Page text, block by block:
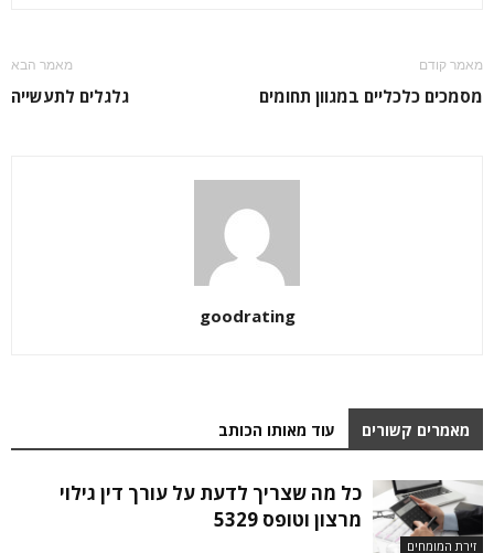
מאמר קודם
מסמכים כלכליים במגוון תחומים
מאמר הבא
גלגלים לתעשייה
goodrating
מאמרים קשורים עוד מאותו הכותב
זירת המומחים
כל מה שצריך לדעת על עורך דין גילוי
מרצון וטופס 5329